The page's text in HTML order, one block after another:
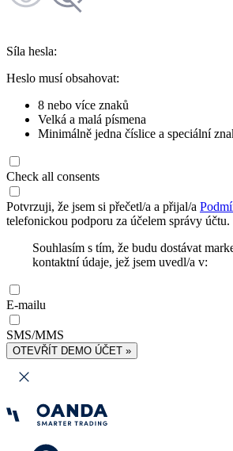
Síla hesla:
Heslo musí obsahovat:
8 nebo více znaků
Velká a malá písmena
Minimálně jedna číslice a speciální
Check all consents
Potvrzuji, že jsem si přečetl/a a přijal/a
telefonickou podporu za účelem správy
Souhlasím s tím, že budu dostávat
kontaktní údaje, jež jsem uvedl/a v:
E-mailu
SMS/MMS
OTEVŘÍT DEMO ÚČET »